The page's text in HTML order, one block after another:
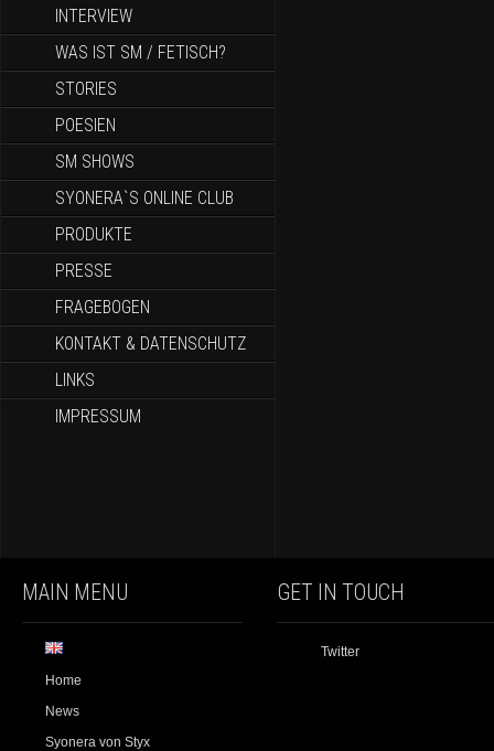
INTERVIEW
WAS IST SM / FETISCH?
STORIES
POESIEN
SM SHOWS
SYONERA`S ONLINE CLUB
PRODUKTE
PRESSE
FRAGEBOGEN
KONTAKT & DATENSCHUTZ
LINKS
IMPRESSUM
MAIN MENU
Home
News
Syonera von Styx
GET IN TOUCH
Twitter